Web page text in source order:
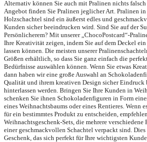
Alternativ können Sie auch mit Pralinen nichts falsch
Angebot finden Sie Pralinen jeglicher Art. Pralinen
Holzschachtel sind ein äußerst edles und
Kunden sicher beeindrucken wird. Sind Sie auf der
Persönlicherem? Mit unserer „ChocoPostcard“-
Ihre Kreativität zeigen, indem Sie auf dem Deckel
lassen können. Die meisten unserer
Größen erhältlich, so dass Sie ganz einfach die
Bedürfnisse auswählen können. Wenn Sie etwas
dann haben wir eine große Auswahl an
Qualität und ihrem kreativen Design sicher Eindruck
hinterlassen werden. Bringen Sie Ihre Kunden in
schenken Sie ihnen Schokoladenfiguren in Form
eines Weihnachtsbaums oder eines Rentieres. Wenn
für ein bestimmtes Produkt zu entscheiden,
Weihnachtsgeschenk-Sets, die mehrere
einer geschmackvollen Schachtel verpackt sind.
Geschenk, das sich perfekt für Ihre wichtigsten